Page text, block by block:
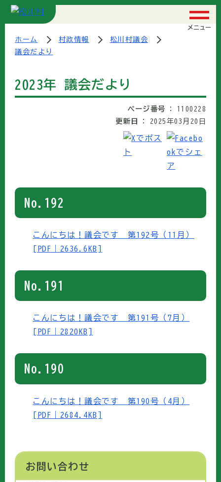
メニュー
ホーム 村政情報
松川村議会
議会だより
2023年 議会だより
ページ番号
1100228
更新日
2025年03月20日
No.192
こんにちは！議会です 第192号（11月）
[PDF｜2636.6KB]
No.191
こんにちは！議会です 第191号（7月）
[PDF｜2820KB]
No.190
こんにちは！議会です 第190号（4月）
[PDF｜2684.4KB]
お問い合わせ